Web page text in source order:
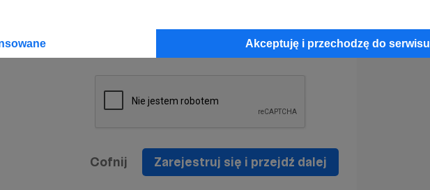
Akceptuję i przechodzę do serwisu
na
informacji handlowych - newslettera. Opcja ta może zostać
Cofnij Zarejestruj się i przejdź dalej